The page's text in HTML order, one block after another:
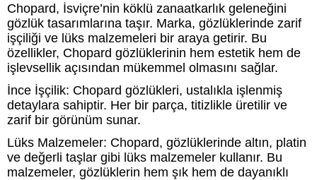
Chopard, İsviçre’nin köklü zanaatkarlık geleneğini
gözlük tasarımlarına taşır. Marka, gözlüklerinde zarif
işçiliği ve lüks malzemeleri bir araya getirir. Bu
özellikler, Chopard gözlüklerinin hem estetik hem de
işlevsellik açısından mükemmel olmasını sağlar.
İnce İşçilik: Chopard gözlükleri, ustalıkla işlenmiş
detaylara sahiptir. Her bir parça, titizlikle üretilir ve
zarif bir görünüm sunar.
Lüks Malzemeler: Chopard, gözlüklerinde altın, platin
ve değerli taşlar gibi lüks malzemeler kullanır. Bu
malzemeler, gözlüklerin hem şık hem de dayanıklı